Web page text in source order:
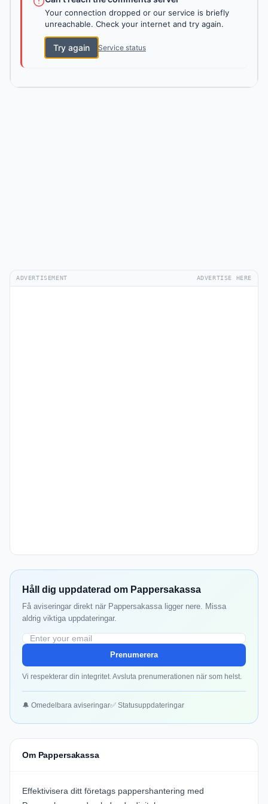
Your connection dropped or our service is briefly
unreachable. Check your internet and try again.
Try again Service status
ADVERTISEMENT ADVERTISE HERE
Håll dig uppdaterad om Pappersakassa
Få aviseringar direkt när Pappersakassa ligger nere. Missa
aldrig viktiga uppdateringar.
Prenumerera
Vi respekterar din integritet. Avsluta prenumerationen när som helst.
🔔 Omedelbara aviseringar✅ Statusuppdateringar
Om Pappersakassa
Effektivisera ditt företags pappershantering med